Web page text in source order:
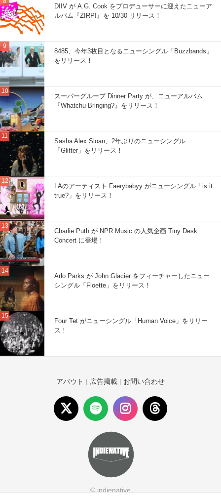
DIIV が A.G. Cook をプロデューサーに迎えたニューア
ルバム『ZIRP!』を 10/30 リリース！
8485、今年3枚目となるニューシングル「Buzzbands」
をリリース！
スーパーグループ Dinner Party が、ニューアルバム
『Whatchu Bringing?』をリリース！
Sasha Alex Sloan、2年ぶりのニューシングル
「Glitter」をリリース！
LAのアーティスト Faerybabyy がニューシングル「is it
true?」をリリース！
Charlie Puth が NPR Music の人気企画 Tiny Desk
Concert に登場！
Arlo Parks が John Glacier をフィーチャーしたニュー
シングル「Floette」をリリース！
Four Tet がニューシングル「Human Voice」をリリー
ス！
アバウト | 広告掲載 | お問い合わせ
© indienative